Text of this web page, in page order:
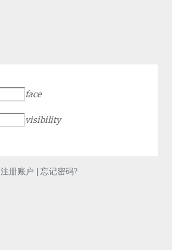
face
visibility
注册账户 | 忘记密码?